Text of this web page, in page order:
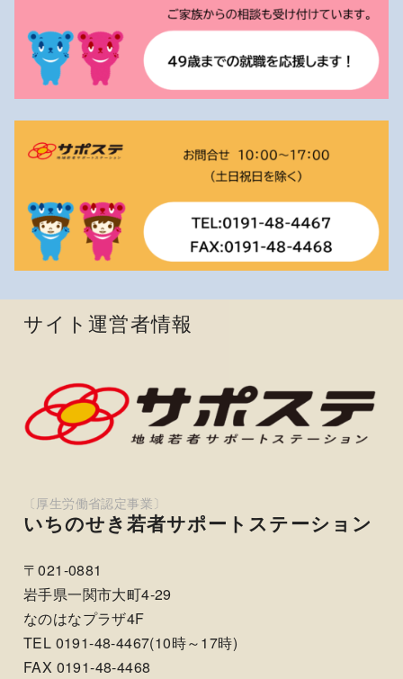
サイト運営者情報
いちのせき若者サポートステーション
〒021-0881
岩手県一関市大町4-29
なのはなプラザ4F
TEL 0191-48-4467(10時～17時)
FAX 0191-48-4468